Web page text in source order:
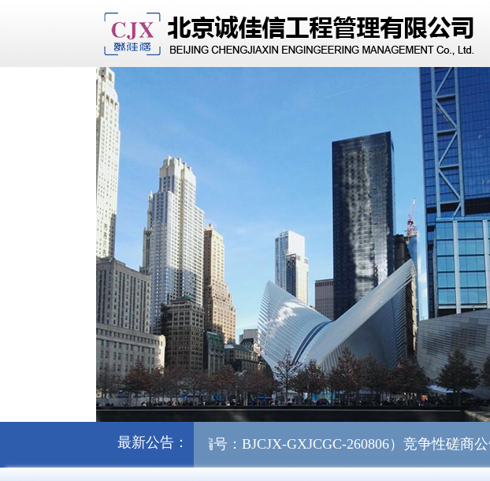
最新公告：
资源化利用项目 （项目编号：BJCJX-GXJCGC-260806）竞争性磋商公告